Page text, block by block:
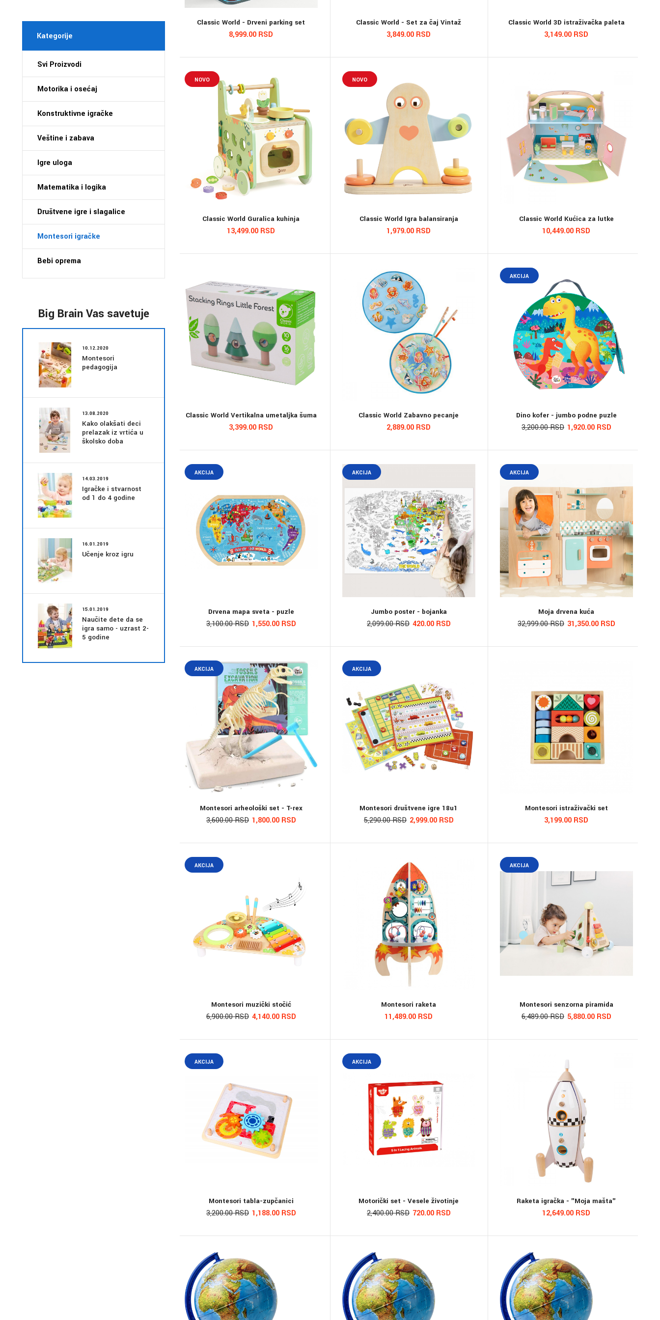
Kategorije
Svi Proizvodi
Motorika i osećaj
Konstruktivne igračke
Veštine i zabava
Igre uloga
Matematika i logika
Društvene igre i slagalice
Montesori igračke
Bebi oprema
Big Brain Vas savetuje
10.12.2020
Montesori
pedagogija
13.08.2020
Kako olakšati deci
prelazak iz vrtića u
školsko doba
14.03.2019
Igračke i stvarnost
od 1 do 4 godine
16.01.2019
Učenje kroz igru
15.01.2019
Naučite dete da se
igra samo - uzrast 2-
5 godine
Classic World - Drveni parking set
8,999.00 RSD
Classic World - Set za čaj Vintaž
3,849.00 RSD
Classic World 3D istraživačka paleta
3,149.00 RSD
NOVO
Classic World Guralica kuhinja
13,499.00 RSD
NOVO
Classic World Igra balansiranja
1,979.00 RSD
Classic World Kućica za lutke
10,449.00 RSD
Classic World Vertikalna umetaljka šuma
3,399.00 RSD
Classic World Zabavno pecanje
2,889.00 RSD
AKCIJA
Dino kofer - jumbo podne puzle
3,200.00 RSD 1,920.00 RSD
AKCIJA
Drvena mapa sveta - puzle
3,100.00 RSD 1,550.00 RSD
AKCIJA
Jumbo poster - bojanka
2,099.00 RSD 420.00 RSD
AKCIJA
Moja drvena kuća
32,999.00 RSD 31,350.00 RSD
AKCIJA
Montesori arheološki set - T-rex
3,600.00 RSD 1,800.00 RSD
AKCIJA
Montesori društvene igre 18u1
5,290.00 RSD 2,999.00 RSD
Montesori istraživački set
3,199.00 RSD
AKCIJA
Montesori muzički stočić
6,900.00 RSD 4,140.00 RSD
Montesori raketa
11,489.00 RSD
AKCIJA
Montesori senzorna piramida
6,489.00 RSD 5,880.00 RSD
AKCIJA
Montesori tabla-zupčanici
3,200.00 RSD 1,188.00 RSD
AKCIJA
Motorički set - Vesele životinje
2,400.00 RSD 720.00 RSD
Raketa igračka - "Moja mašta"
12,649.00 RSD